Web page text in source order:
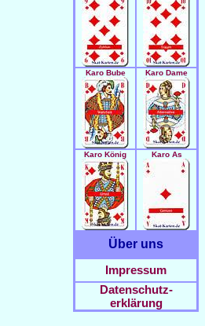
Karo Bube Karo Dame
Karo König Karo As
Über uns
Impressum
Datenschutz-
erklärung